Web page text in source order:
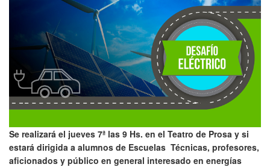
Se realizará el jueves 7ª las 9 Hs. en el Teatro de Prosa y si
estará dirigida a alumnos de Escuelas Técnicas, profesores,
aficionados y público en general interesado en energías